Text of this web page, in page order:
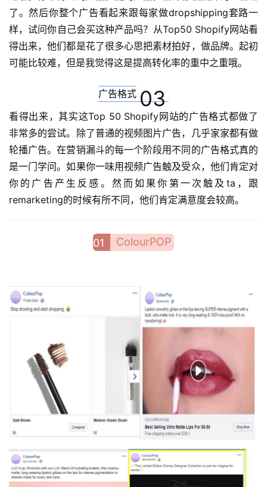
了。然后你整个广告看起来跟每家做dropshipping套路一
样，试问你自己会买这种产品吗？从Top50 Shopify网站看
得出来，他们都是花了很多心思把素材拍好，做品牌。起初
可能比较难，但是我觉得这是提高转化率的重中之重哦。
广告格式 03
看得出来，其实这Top 50 Shopify网站的广告格式都做了
非常多的尝试。除了普通的视频图片广告，几乎家家都有做
轮播广告。在营销漏斗的每一个阶段用不同的广告格式真的
是一门学问。如果你一味用视频广告触及受众，他们肯定对
你的广告产生反感。然而如果你第一次触及ta，跟
remarketing的时候有所不同，他们肯定满意度会较高。
01 ColourPOP